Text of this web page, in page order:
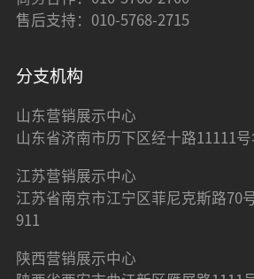
售后支持：010-5768-2715
分支机构
山东营销展示中心
山东省济南市历下区经十路11111
江苏营销展示中心
江苏省南京市江宁区菲尼克斯路70
911
陕西营销展示中心